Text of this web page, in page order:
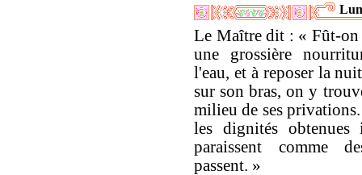
Le Maître dit : « Fût-on
une grossière
l'eau, et à reposer la
sur son bras, on y
milieu de ses privations.
les dignités obtenues
paraissent comme
passent. »